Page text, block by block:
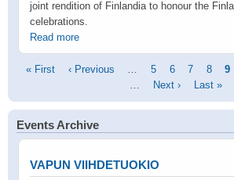
joint rendition of Finlandia to honour the
celebrations.
Read more
Pagination
First
« First
Previous
‹ Previous … Page
5 Page
6 Page
7 Page
8 9
…
Next
page
Next ›
Last
page
Last »
Events Archive
VAPUN VIIHDETUOKIO